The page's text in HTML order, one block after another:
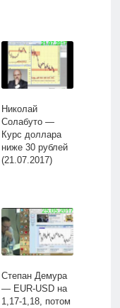
Николай
Солабуто —
Курс доллара
ниже 30 рублей
(21.07.2017)
Степан Демура
— EUR-USD на
1,17-1,18, потом